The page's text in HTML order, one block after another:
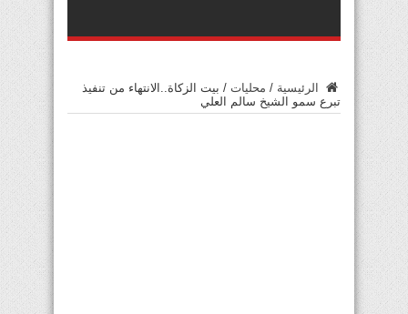
الرئيسية / محليات / بيت الزكاة..الانتهاء من تنفيذ
تبرع سمو الشيخ سالم العلي